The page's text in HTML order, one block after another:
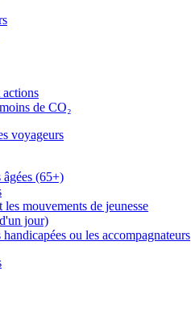
actions
de CO₂
voyageurs
âgées (65+)
les mouvements de jeunesse
jour)
handicapées ou les accompagnateurs